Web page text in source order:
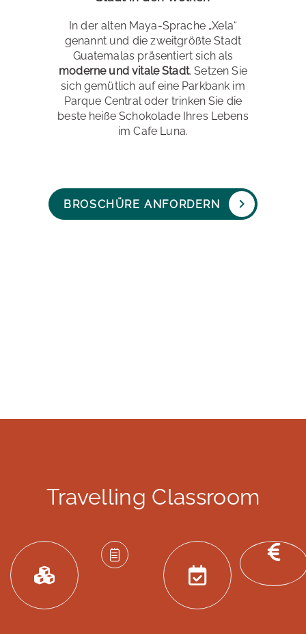
In der alten Maya-Sprache „Xela“
genannt und die zweitgrößte Stadt
Guatemalas präsentiert sich als
moderne und vitale Stadt. Setzen Sie
sich gemütlich auf eine Parkbank im
Parque Central oder trinken Sie die
beste heiße Schokolade Ihres Lebens
im Cafe Luna.
BROSCHÜRE ANFORDERN
Travelling Classroom